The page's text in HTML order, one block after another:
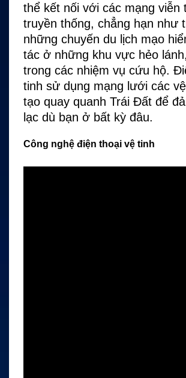
thể kết nối với các mạng viễn
truyền thống, chẳng hạn như
những chuyến du lịch mạo
tác ở những khu vực hẻo
trong các nhiệm vụ cứu hộ.
tinh sử dụng mạng lưới các
tạo quay quanh Trái Đất để
lạc dù bạn ở bất kỳ đâu.
Công nghệ điện thoại vệ tinh